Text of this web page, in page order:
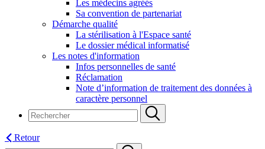
Les médecins agréés
Sa convention de partenariat
Démarche qualité
La stérilisation à l'Espace santé
Le dossier médical informatisé
Les notes d'information
Infos personnelles de santé
Réclamation
Note d’information de traitement des données à
caractère personnel
Retour